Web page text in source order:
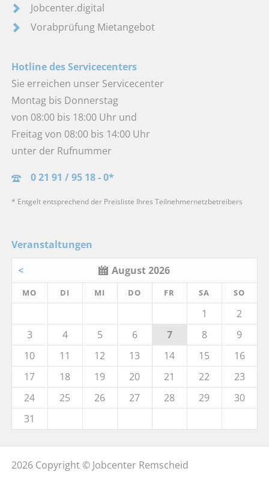
Jobcenter.digital
Vorabprüfung Mietangebot
Hotline des Servicecenters
Sie erreichen unser Servicecenter
Montag bis Donnerstag
von 08:00 bis 18:00 Uhr und
Freitag von 08:00 bis 14:00 Uhr
unter der Rufnummer
0 21 91 / 95 18 - 0*
* Entgelt entsprechend der Preisliste Ihres Teilnehmernetzbetreibers
Veranstaltungen
<
August 2026
MO DI MI DO FR SA SO
1
2
3
4 5 6 7 8
9
10
11 12 13 14 15
16
17
18 19 20 21 22
23
24
25 26 27 28 29
30
31
2026 Copyright © Jobcenter Remscheid